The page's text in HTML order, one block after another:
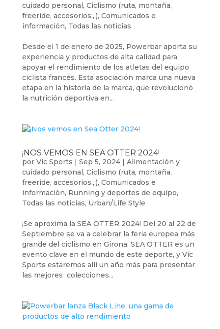
cuidado personal, Ciclismo (ruta, montaña,
freeride, accesorios,,,), Comunicados e
información, Todas las noticias
Desde el 1 de enero de 2025, Powerbar aporta su
experiencia y productos de alta calidad para
apoyar el rendimiento de los atletas del equipo
ciclista francés. Esta asociación marca una nueva
etapa en la historia de la marca, que revolucionó
la nutrición deportiva en...
¡NOS VEMOS EN SEA OTTER 2024!
por Vic Sports | Sep 5, 2024| Alimentación y
cuidado personal, Ciclismo (ruta, montaña,
freeride, accesorios,,,), Comunicados e
información, Running y deportes de equipo,
Todas las noticias, Urban/Life Style
¡Se aproxima la SEA OTTER 2024! Del 20 al 22 de
Septiembre se va a celebrar la feria europea más
grande del ciclismo en Girona. SEA OTTER es un
evento clave en el mundo de este deporte, y Vic
Sports estaremos allí un año más para presentar
las mejores colecciones...